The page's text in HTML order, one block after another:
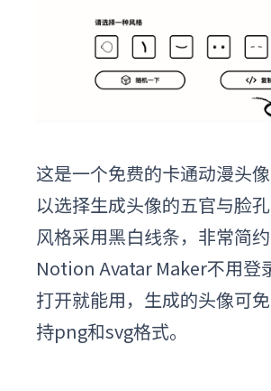
这是一个免费的卡通动漫头
以选择生成头像的五官与脸孔
风格采用黑白线条，非常简约
Notion Avatar Maker不用登
打开就能用，生成的头像可
持png和svg格式。